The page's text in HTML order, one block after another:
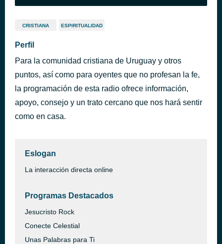
CRISTIANA ESPIRITUALIDAD
Perfil
Para la comunidad cristiana de Uruguay y otros
puntos, así como para oyentes que no profesan la fe,
la programación de esta radio ofrece información,
apoyo, consejo y un trato cercano que nos hará sentir
como en casa.
Eslogan
La interacción directa online
Programas Destacados
Jesucristo Rock
Conecte Celestial
Unas Palabras para Ti